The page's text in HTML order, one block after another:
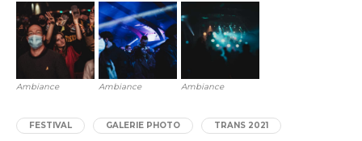
Ambiance Ambiance Ambiance
FESTIVAL GALERIE PHOTO TRANS 2021